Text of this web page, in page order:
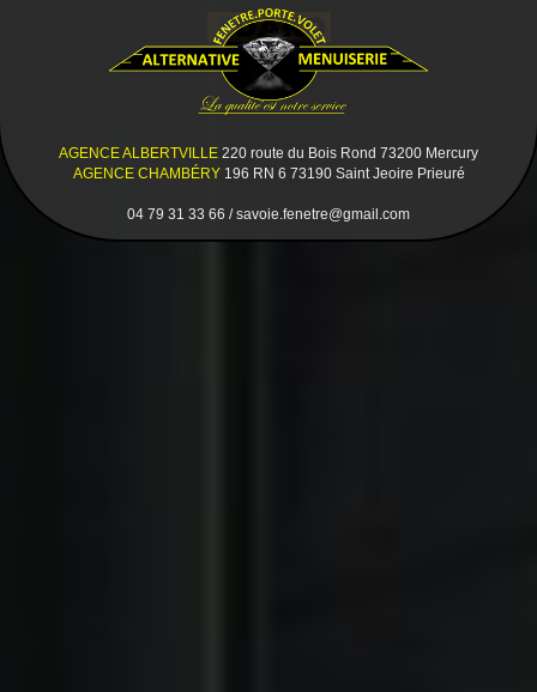
AGENCE ALBERTVILLE 220 route du Bois Rond 73200 Mercury
AGENCE CHAMBÉRY196 RN 6 73190 Saint Jeoire Prieuré
04 79 31 33 66 / savoie.fenetre@gmail.com